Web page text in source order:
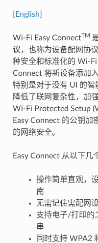
[English]
Wi-Fi Easy ConnectTM
议，也称为设备配网协
种安全和标准化的 Wi-
Connect 将新设备添加
特别是对于没有 UI 的
降低了联网复杂性，加
Wi-Fi Protected Setup
Easy Connect 的公钥
的网络安全。
Easy Connect 从以下几
操作简单直观，
南
无需记住需配网
支持电子/打印的
串
同时支持 WPA2